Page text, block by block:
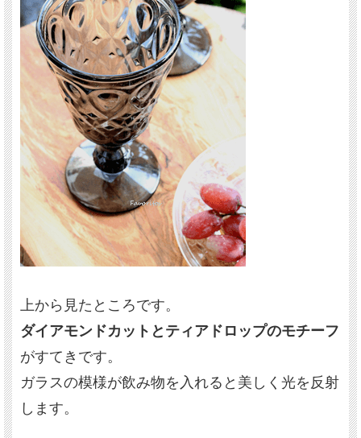
上から見たところです。
ダイアモンドカットとティアドロップのモチーフ
がすてきです。
ガラスの模様が飲み物を入れると美しく光を反射
します。